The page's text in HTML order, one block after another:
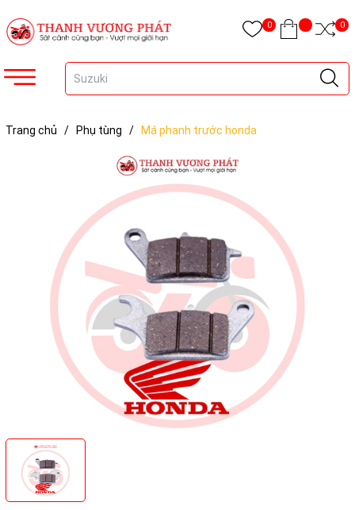
0 0
Trang chủ / Phụ tùng / Má phanh trước honda